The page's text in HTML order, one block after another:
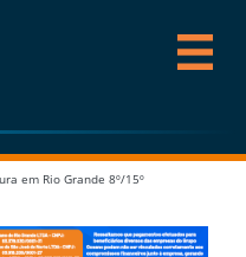
em Rio Grande 8º/15º